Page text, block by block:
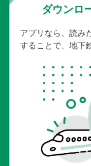
ダウンロ
アプリなら、読み
することで、地下